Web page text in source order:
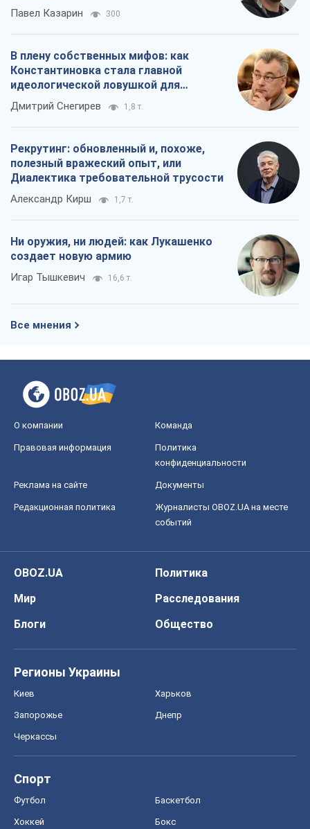
Павел Казарин 300
В плену собственных мифов: как
Константиновка стала главной
идеологической ловушкой для
российских оккупантов
Дмитрий Снегирев 1,8 т.
Рекрутинг: обновленный и, похоже,
полезный вражеский опыт, или
Диалектика требовательной трусости
Александр Кирш 1,7 т.
Ни оружия, ни людей: как Лукашенко
создает новую армию
Игар Тышкевич 16,6 т.
Все мнения
О компании Команда
Правовая информация
Политика
конфиденциальности
Реклама на сайте Документы
Редакционная политика
Журналисты OBOZ.UA на месте
событий
OBOZ.UA
Политика
Мир
Расследования
Блоги
Общество
Регионы Украины
Киев Харьков
Запорожье Днепр
Черкассы
Спорт
Футбол Баскетбол
Хоккей Бокс